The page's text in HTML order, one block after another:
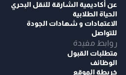
عن أكاديمية الشارقة للنقل البحري
الحياة الطلابية
الاعتمادات و شهادات الجودة
للتواصل
روابط مفيدة
متطلبات القبول
الوظائف
خريطة الموقع